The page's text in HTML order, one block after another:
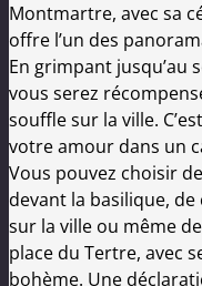
Montmartre, avec sa
offre l’un des
En grimpant jusqu’au
vous serez
souffle sur la ville.
votre amour dans un
Vous pouvez choisir
devant la basilique,
sur la ville ou même
place du Tertre, avec
bohème. Une